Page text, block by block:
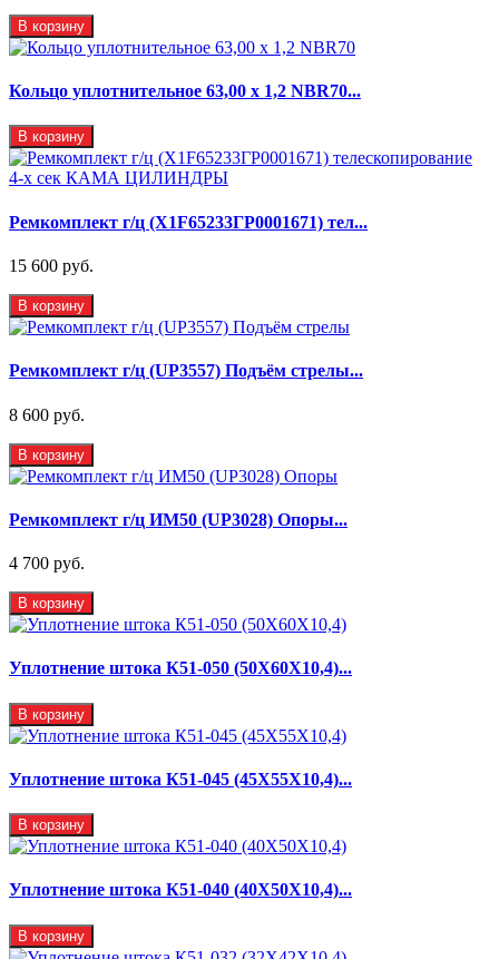
В корзину
Кольцо уплотнительное 63,00 х 1,2 NBR70...
В корзину
Ремкомплект г/ц (X1F65233ГР0001671) тел...
15 600 руб.
В корзину
Ремкомплект г/ц (UP3557) Подъём стрелы...
8 600 руб.
В корзину
Ремкомплект г/ц ИМ50 (UP3028) Опоры...
4 700 руб.
В корзину
Уплотнение штока К51-050 (50Х60Х10,4)...
В корзину
Уплотнение штока К51-045 (45Х55Х10,4)...
В корзину
Уплотнение штока К51-040 (40Х50Х10,4)...
В корзину